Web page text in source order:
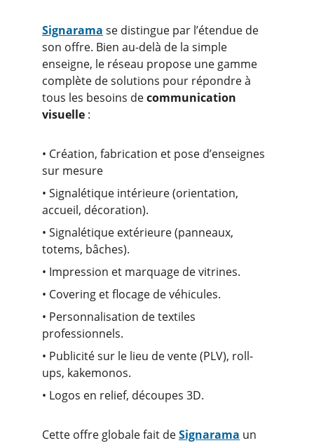
Signarama se distingue par l’étendue de
son offre. Bien au-delà de la simple
enseigne, le réseau propose une gamme
complète de solutions pour répondre à
tous les besoins de communication
visuelle :
• Création, fabrication et pose d’enseignes
sur mesure
• Signalétique intérieure (orientation,
accueil, décoration).
• Signalétique extérieure (panneaux,
totems, bâches).
• Impression et marquage de vitrines.
• Covering et flocage de véhicules.
• Personnalisation de textiles
professionnels.
• Publicité sur le lieu de vente (PLV), roll-
ups, kakemonos.
• Logos en relief, découpes 3D.
Cette offre globale fait de Signarama un